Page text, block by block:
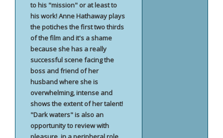
to his "mission" or at least to
his work! Anne Hathaway plays
the potiches the first two thirds
of the film and it's a shame
because she has a really
successful scene facing the
boss and friend of her
husband where she is
overwhelming, intense and
shows the extent of her talent!
"Dark waters" is also an
opportunity to review with